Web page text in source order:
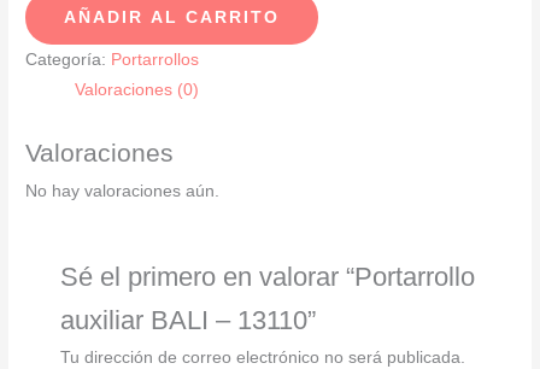
BALI
13110
AÑADIR AL CARRITO
Categoría: Portarrollos
Valoraciones (0)
Valoraciones
No hay valoraciones aún.
Sé el primero en valorar “Portarrollo
auxiliar BALI – 13110”
Tu dirección de correo electrónico no será publicada.